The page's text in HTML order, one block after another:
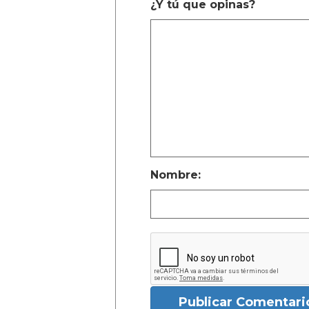
¿Y tú que opinas?
Nombre:
Publicar